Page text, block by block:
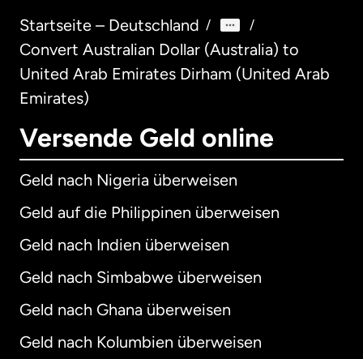
Startseite – Deutschland / /
Convert Australian Dollar (Australia) to
United Arab Emirates Dirham (United Arab
Emirates)
Versende Geld online
Geld nach Nigeria überweisen
Geld auf die Philippinen überweisen
Geld nach Indien überweisen
Geld nach Simbabwe überweisen
Geld nach Ghana überweisen
Geld nach Kolumbien überweisen